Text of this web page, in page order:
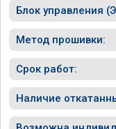
всего
трассе, на
мордовию,
отличная,
прелесть,
превосходная,
по трассе стал
Блок управления
Метод прошивки:
Срок работ:
Наличие